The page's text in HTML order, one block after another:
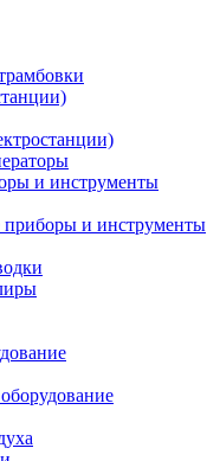
и инструменты
приборы и инструменты